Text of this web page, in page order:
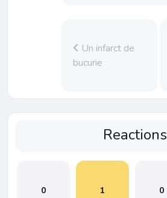
Un infarct de
bucurie
Reactions
0 1 0